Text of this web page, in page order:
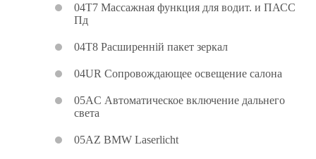
04T7 Массажная функция для водит. и ПАСС
Пд
04T8 Расширенній пакет зеркал
04UR Сопровождающее освещение салона
05AC Автоматическое включение дальнего
света
05AZ BMW Laserlicht